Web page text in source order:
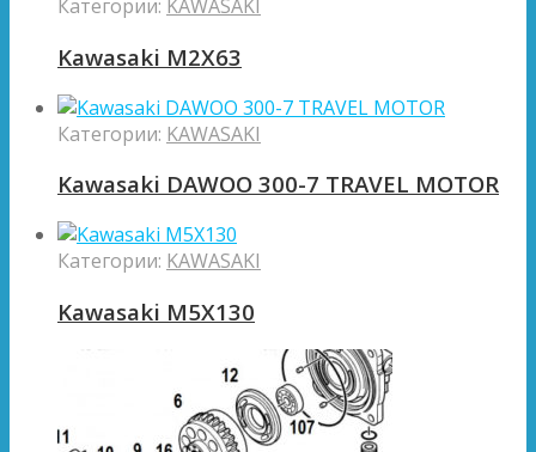
Категории: KAWASAKI
Kawasaki M2X63
Категории: KAWASAKI
Kawasaki DAWOO 300-7 TRAVEL MOTOR
Категории: KAWASAKI
Kawasaki M5X130